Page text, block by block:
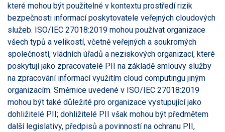
které mohou být použitelné v kontextu prostředí rizik
bezpečnosti informací poskytovatele veřejných cloudových
služeb. ISO/IEC 27018:2019 mohou používat organizace
všech typů a velikostí, včetně veřejných a soukromých
společností, vládních úřadů a neziskových organizací, které
poskytují jako zpracovatelé PII na základě smlouvy služby
na zpracování informací využitím cloud computingu jiným
organizacím. Směrnice uvedené v ISO/IEC 27018:2019
mohou být také důležité pro organizace vystupující jako
dohližitelé PII; dohližitelé PII však mohou být předmětem
další legislativy, předpisů a povinností na ochranu PII,